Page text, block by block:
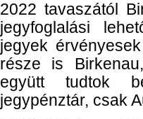
2022 tavaszától
jegyfoglalási
jegyek
része is
együtt tudtok
jegypénztár, csak